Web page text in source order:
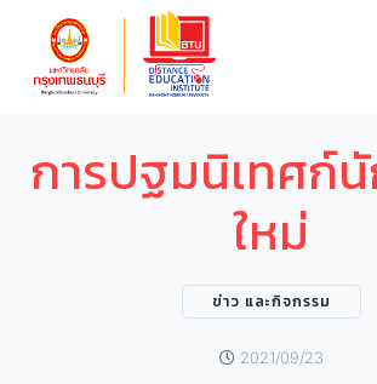
การปฐมนิเทศก์
ใหม่
ข่าว และกิจกรรม
2021/09/23